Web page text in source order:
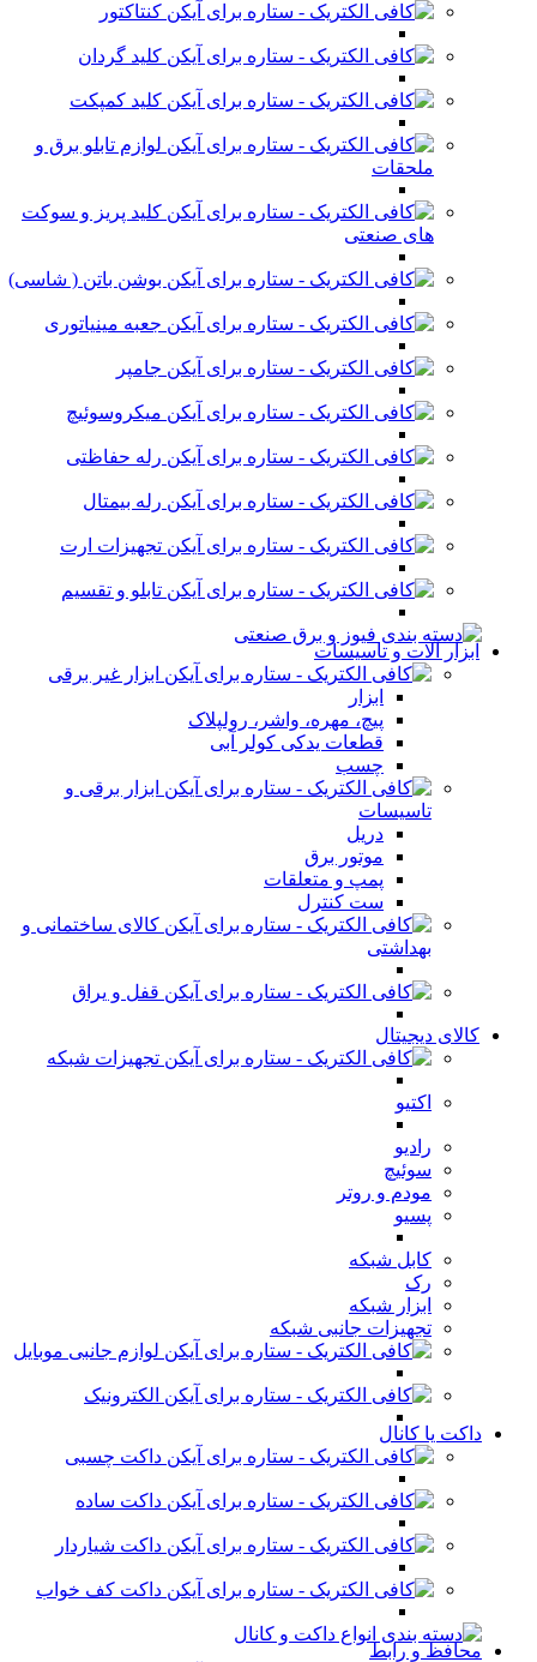
کنتاکتور
کلید گردان
کلید کمپکت
لوازم تابلو برق و
ملحقات
کلید پریز و سوکت
های صنعتی
بوشن باتن ( شاسی)
جعبه مینیاتوری
جامپر
میکروسوئیچ
رله حفاظتی
رله بیمتال
تجهیزات ارت
تابلو و تقسیم
ابزار آلات و تاسیسات
ابزار غیر برقی
ابزار
پیچ، مهره، واشر، رولپلاک
قطعات یدکی کولر آبی
چسب
ابزار برقی و
تاسیسات
دریل
موتور برق
پمپ و متعلقات
ست کنترل
کالای ساختمانی و
بهداشتی
قفل و یراق
کالای دیجیتال
تجهیزات شبکه
اکتیو
رادیو
سوئیچ
مودم و روتر
پسیو
کابل شبکه
رک
ابزار شبکه
تجهیزات جانبی شبکه
لوازم جانبی موبایل
الکترونیک
داکت یا کانال
داکت چسبی
داکت ساده
داکت شیاردار
داکت کف خواب
محافظ و رابط